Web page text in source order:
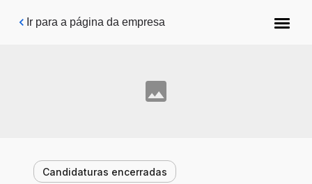
Pular para o conteúdo principal
Ir para a página da empresa
Candidaturas encerradas